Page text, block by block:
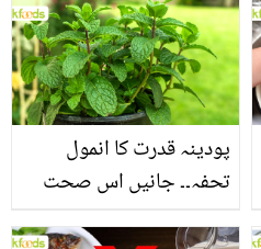
منرلز اور اینٹی آکسیڈنٹس
سے بھرپور اس سبزی کے
فائدے
پودینہ قدرت کا انمول
تحفہ۔۔ جانیں اس صحت